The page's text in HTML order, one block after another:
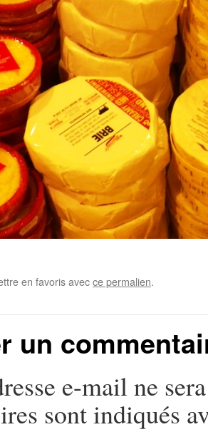
en favoris avecce permalien.
un
e-mail ne
sont indiqués